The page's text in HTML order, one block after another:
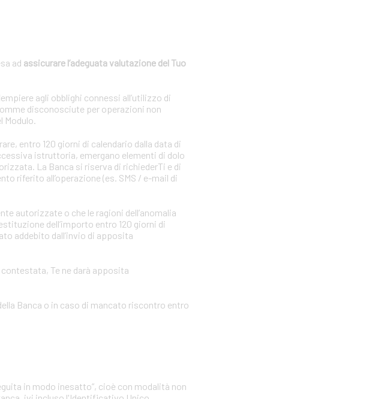
ad assicurare l’adeguata valutazione del Tuo
agli obblighi connessi all’utilizzo di
disconosciute per operazioni non
Modulo.
entro 120 giorni di calendario dalla data di
istruttoria, emergano elementi di dolo
La Banca si riserva di richiederTi e di
riferito all’operazione (es. SMS / e-mail di
autorizzate o che le ragioni dell’anomalia
dell’importo entro 120 giorni di
addebito dall’invio di apposita
Te ne darà apposita
Banca o in caso di mancato riscontro entro
in modo inesatto”, cioè con modalità non